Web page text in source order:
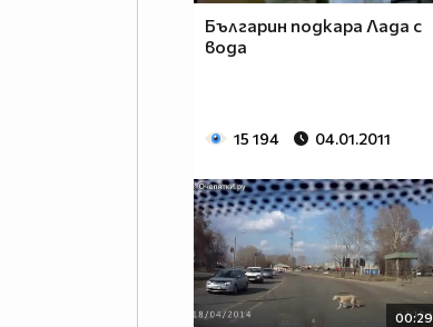
Българин подкара Лада с
вода
15 194 04.01.2011
00:29